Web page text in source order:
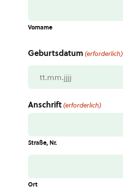
Vorname
Geburtsdatum (erforderlich)
MM
Anschrift(erforderlich)
Straße, Nr.
Ort